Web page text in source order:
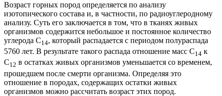
Возраст горных пород определяется по анализу
изотопического состава и, в частности, по радиоуглеродному
анализу. Суть его заключается в том, что в тканях живых
организмов содержится небольшое и постоянное количество
углерода С14, который распадается с периодом полураспада
5760 лет. В результате такого распада отношение масс С14 к
С12 в остатках живых организмов уменьшается со временем,
прошедшем после смерти организма. Определяя это
отношение в породах, содержащих остатки живых
организмов можно рассчитать возраст этих пород.